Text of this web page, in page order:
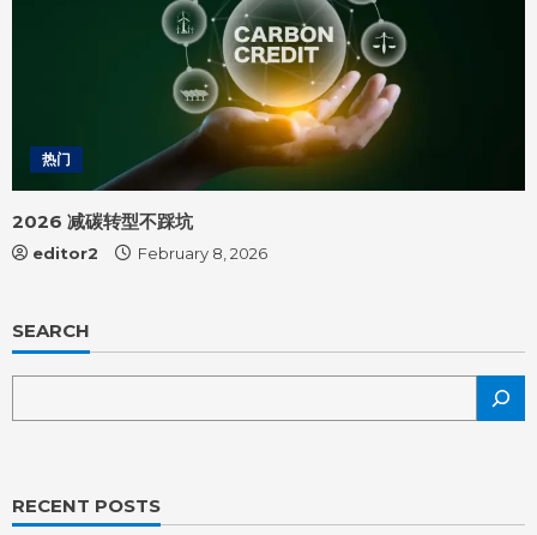
热门
2026 减碳转型不踩坑
editor2 February 8, 2026
SEARCH
RECENT POSTS